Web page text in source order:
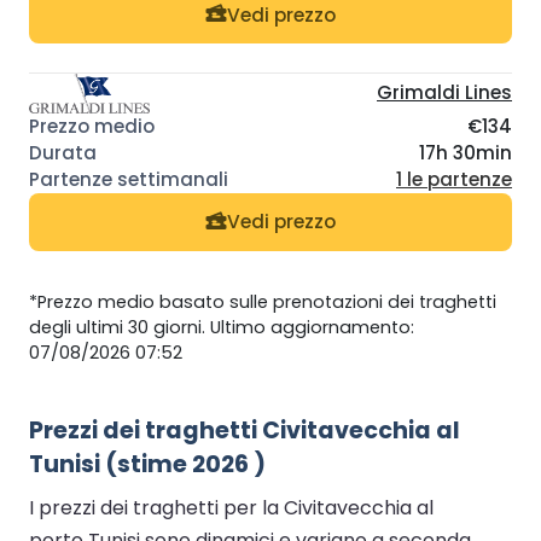
Vedi prezzo
Grimaldi Lines
€134
17h 30min
1 le partenze
Vedi prezzo
*Prezzo medio basato sulle prenotazioni dei traghetti
degli ultimi 30 giorni. Ultimo aggiornamento:
07/08/2026 07:52
Prezzi dei traghetti Civitavecchia al
Tunisi (stime 2026 )
I prezzi dei traghetti per la Civitavecchia al